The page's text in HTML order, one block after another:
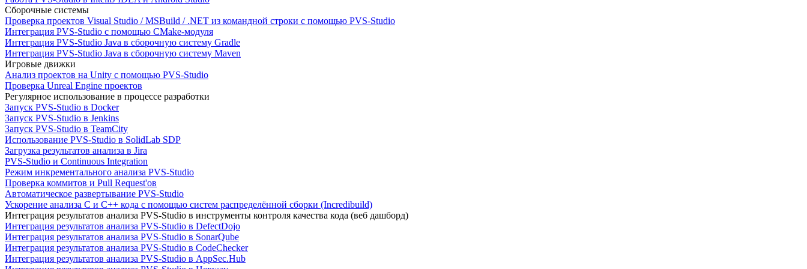
Сборочные системы
Проверка проектов Visual Studio / MSBuild / .NET из командной строки с помощью PVS-Studio
Интеграция PVS-Studio с помощью CMake-модуля
Интеграция PVS-Studio Java в сборочную систему Gradle
Интеграция PVS-Studio Java в сборочную систему Maven
Игровые движки
Анализ проектов на Unity с помощью PVS-Studio
Проверка Unreal Engine проектов
Регулярное использование в процессе разработки
Запуск PVS-Studio в Docker
Запуск PVS-Studio в Jenkins
Запуск PVS-Studio в TeamCity
Использование PVS-Studio в SolidLab SDP
Загрузка результатов анализа в Jira
PVS-Studio и Continuous Integration
Режим инкрементального анализа PVS-Studio
Проверка коммитов и Pull Request'ов
Автоматическое развертывание PVS-Studio
Ускорение анализа C и C++ кода с помощью систем распределённой сборки (Incredibuild)
Интеграция результатов анализа PVS-Studio в инструменты контроля качества кода (веб дашборд)
Интеграция результатов анализа PVS-Studio в DefectDojo
Интеграция результатов анализа PVS-Studio в SonarQube
Интеграция результатов анализа PVS-Studio в CodeChecker
Интеграция результатов анализа PVS-Studio в AppSec.Hub